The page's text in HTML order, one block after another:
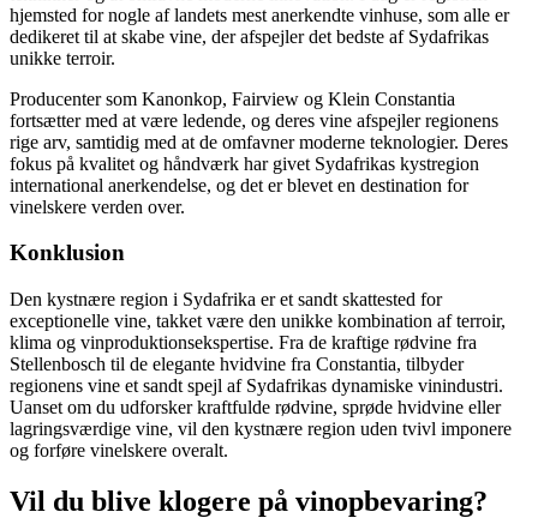
hjemsted for nogle af landets mest anerkendte vinhuse, som alle er
dedikeret til at skabe vine, der afspejler det bedste af Sydafrikas
unikke terroir.
Producenter som Kanonkop, Fairview og Klein Constantia
fortsætter med at være ledende, og deres vine afspejler regionens
rige arv, samtidig med at de omfavner moderne teknologier. Deres
fokus på kvalitet og håndværk har givet Sydafrikas kystregion
international anerkendelse, og det er blevet en destination for
vinelskere verden over.
Konklusion
Den kystnære region i Sydafrika er et sandt skattested for
exceptionelle vine, takket være den unikke kombination af terroir,
klima og vinproduktionsekspertise. Fra de kraftige rødvine fra
Stellenbosch til de elegante hvidvine fra Constantia, tilbyder
regionens vine et sandt spejl af Sydafrikas dynamiske vinindustri.
Uanset om du udforsker kraftfulde rødvine, sprøde hvidvine eller
lagringsværdige vine, vil den kystnære region uden tvivl imponere
og forføre vinelskere overalt.
Vil du blive klogere på vinopbevaring?